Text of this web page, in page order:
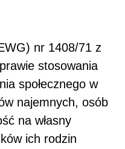
nr 1408/71 z
stosowania
społecznego w
najemnych, osób
na własny
ich rodzin